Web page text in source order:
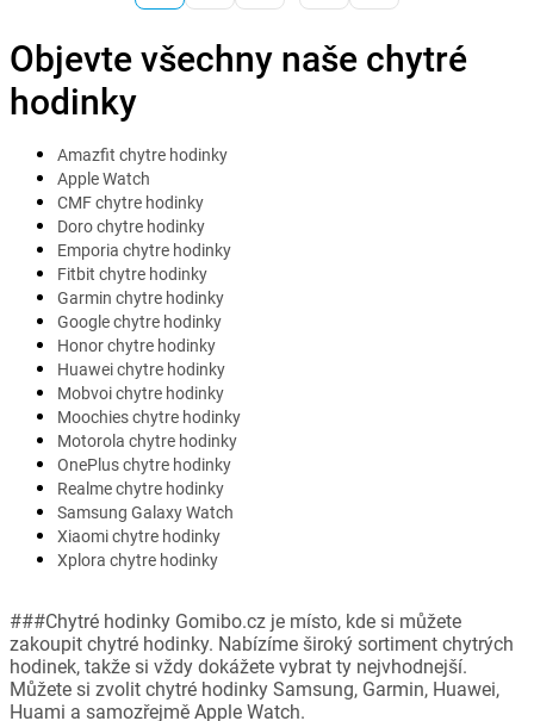
Objevte všechny naše chytré
hodinky
Amazfit chytre hodinky
Apple Watch
CMF chytre hodinky
Doro chytre hodinky
Emporia chytre hodinky
Fitbit chytre hodinky
Garmin chytre hodinky
Google chytre hodinky
Honor chytre hodinky
Huawei chytre hodinky
Mobvoi chytre hodinky
Moochies chytre hodinky
Motorola chytre hodinky
OnePlus chytre hodinky
Realme chytre hodinky
Samsung Galaxy Watch
Xiaomi chytre hodinky
Xplora chytre hodinky
###Chytré hodinky Gomibo.cz je místo, kde si můžete
zakoupit chytré hodinky. Nabízíme široký sortiment chytrých
hodinek, takže si vždy dokážete vybrat ty nejvhodnejší.
Můžete si zvolit chytré hodinky Samsung, Garmin, Huawei,
Huami a samozřejmě Apple Watch.